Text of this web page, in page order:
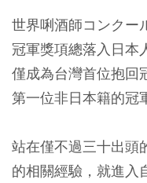
世界唎酒師コンクー
冠軍獎項總落入日本
僅成為台灣首位抱回
第一位非日本籍的冠
站在僅不過三十出頭
的相關經驗，就進入